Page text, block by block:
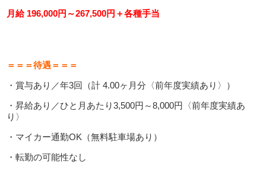
月給 196,000円～267,500円＋各種手当
＝＝＝待遇＝＝＝
・賞与あり／年3回（計 4.00ヶ月分〈前年度実績あり〉）
・昇給あり／ひと月あたり3,500円～8,000円〈前年度実績あ
り〉
・マイカー通勤OK（無料駐車場あり）
・転勤の可能性なし